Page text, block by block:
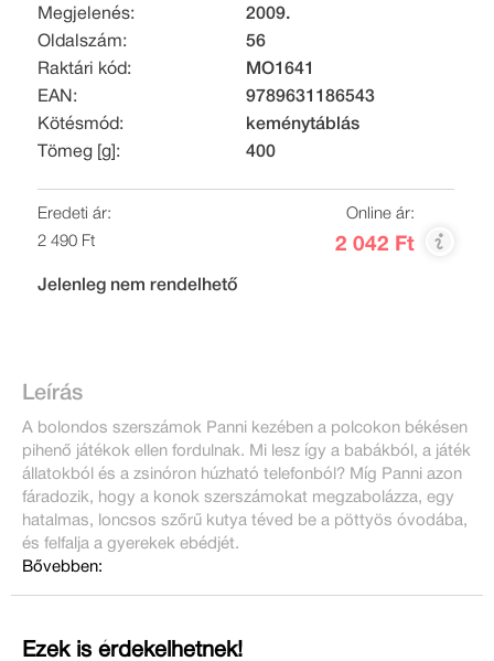
Megjelenés:
2009.
Oldalszám:
56
Raktári kód:
MO1641
EAN:
9789631186543
Kötésmód:
keménytáblás
Tömeg [g]:
400
Eredeti ár:
2 490 Ft
Online ár:
2 042 Ft
Jelenleg nem rendelhető
Leírás
A bolondos szerszámok Panni kezében a polcokon békésen
pihenő játékok ellen fordulnak. Mi lesz így a babákból, a játék
állatokból és a zsinóron húzható telefonból? Míg Panni azon
fáradozik, hogy a konok szerszámokat megzabolázza, egy
hatalmas, loncsos szőrű kutya téved be a pöttyös óvodába,
és felfalja a gyerekek ebédjét.
Bővebben:
Ezek is érdekelhetnek!